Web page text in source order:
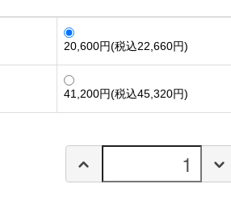
20,600円(税込22,660円)
41,200円(税込45,320円)